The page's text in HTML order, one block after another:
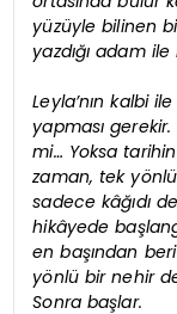
yüzüyle bilinen
yazdığı adam ile
Leyla’nın kalbi
yapması
mi… Yoksa
zaman, tek
sadece kâğıdı
hikâyede
en başından
yönlü bir nehir
Sonra başlar.